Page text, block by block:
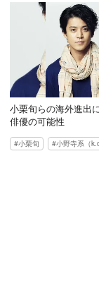
小栗旬らの海外進出
俳優の可能性
小栗旬 小野寺系（